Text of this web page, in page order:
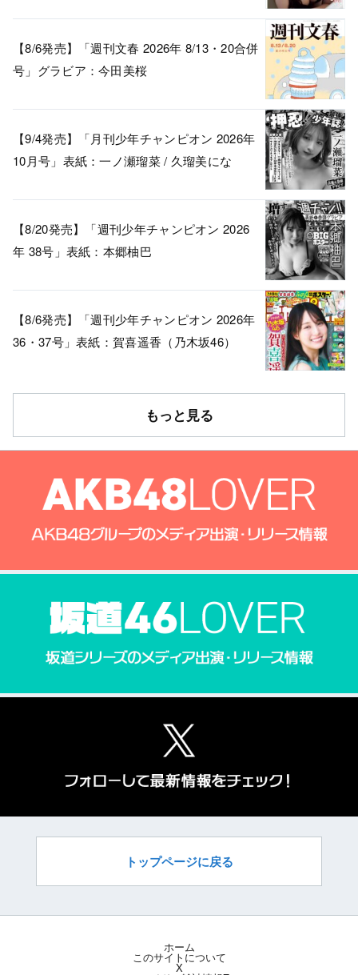
【8/6発売】「週刊文春 2026年 8/13・20合併
号」グラビア：今田美桜
【9/4発売】「月刊少年チャンピオン 2026年
10月号」表紙：一ノ瀬瑠菜 / 久瑠美にな
【8/20発売】「週刊少年チャンピオン 2026
年 38号」表紙：本郷柚巴
【8/6発売】「週刊少年チャンピオン 2026年
36・37号」表紙：賀喜遥香（乃木坂46）
もっと見る
トップページに戻る
ホーム
このサイトについて
X